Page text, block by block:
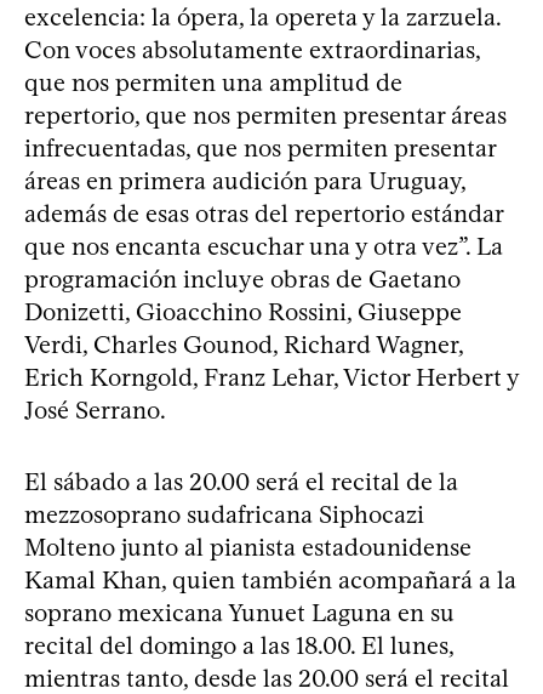
excelencia: la ópera, la opereta y la zarzuela.
Con voces absolutamente extraordinarias,
que nos permiten una amplitud de
repertorio, que nos permiten presentar áreas
infrecuentadas, que nos permiten presentar
áreas en primera audición para Uruguay,
además de esas otras del repertorio estándar
que nos encanta escuchar una y otra vez”. La
programación incluye obras de Gaetano
Donizetti, Gioacchino Rossini, Giuseppe
Verdi, Charles Gounod, Richard Wagner,
Erich Korngold, Franz Lehar, Victor Herbert y
José Serrano.
El sábado a las 20.00 será el recital de la
mezzosoprano sudafricana Siphocazi
Molteno junto al pianista estadounidense
Kamal Khan, quien también acompañará a la
soprano mexicana Yunuet Laguna en su
recital del domingo a las 18.00. El lunes,
mientras tanto, desde las 20.00 será el recital